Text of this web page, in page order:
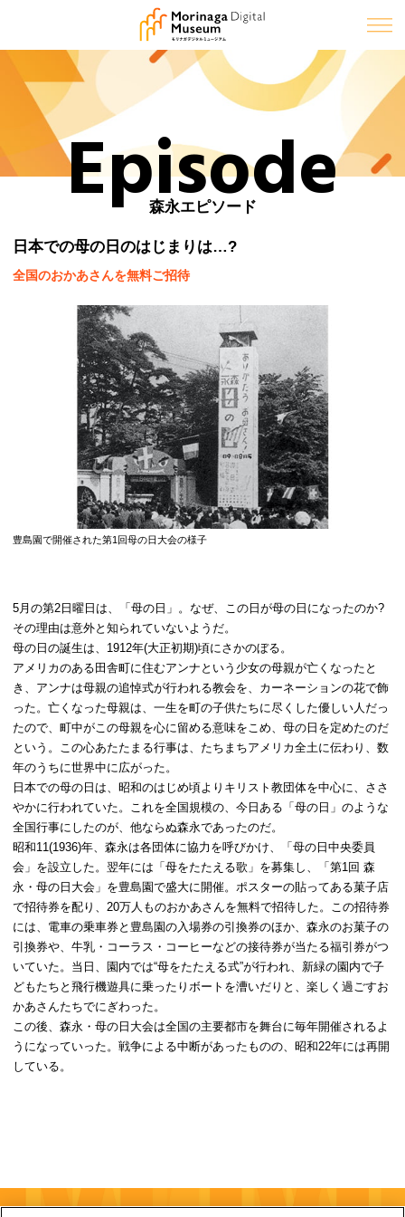
Episode
森永エピソード
日本での母の日のはじまりは…?
全国のおかあさんを無料ご招待
豊島園で開催された第1回母の日大会の様子
5月の第2日曜日は、「母の日」。なぜ、この日が母の日になったのか?
その理由は意外と知られていないようだ。
母の日の誕生は、1912年(大正初期)頃にさかのぼる。
アメリカのある田舎町に住むアンナという少女の母親が亡くなったと
き、アンナは母親の追悼式が行われる教会を、カーネーションの花で飾
った。亡くなった母親は、一生を町の子供たちに尽くした優しい人だっ
たので、町中がこの母親を心に留める意味をこめ、母の日を定めたのだ
という。この心あたたまる行事は、たちまちアメリカ全土に伝わり、数
年のうちに世界中に広がった。
日本での母の日は、昭和のはじめ頃よりキリスト教団体を中心に、ささ
やかに行われていた。これを全国規模の、今日ある「母の日」のような
全国行事にしたのが、他ならぬ森永であったのだ。
昭和11(1936)年、森永は各団体に協力を呼びかけ、「母の日中央委員
会」を設立した。翌年には「母をたたえる歌」を募集し、「第1回 森
永・母の日大会」を豊島園で盛大に開催。ポスターの貼ってある菓子店
で招待券を配り、20万人ものおかあさんを無料で招待した。この招待券
には、電車の乗車券と豊島園の入場券の引換券のほか、森永のお菓子の
引換券や、牛乳・コーラス・コーヒーなどの接待券が当たる福引券がつ
いていた。当日、園内では“母をたたえる式”が行われ、新緑の園内で子
どもたちと飛行機遊具に乗ったりボートを漕いだりと、楽しく過ごすお
かあさんたちでにぎわった。
この後、森永・母の日大会は全国の主要都市を舞台に毎年開催されるよ
うになっていった。戦争による中断があったものの、昭和22年には再開
している。